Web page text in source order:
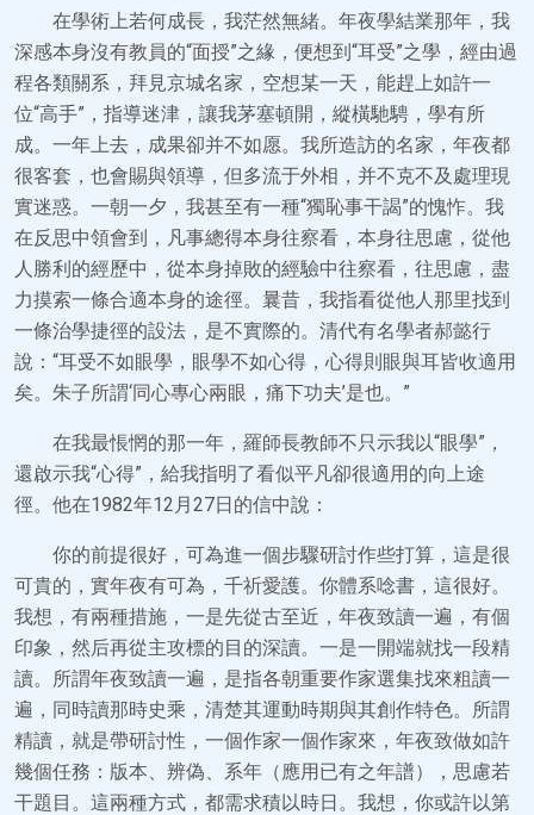
在學術上若何成長，我茫然無緒。年夜學結業那年，我
深感本身沒有教員的“面授”之緣，便想到“耳受”之學，經由過
程各類關系，拜見京城名家，空想某一天，能趕上如許一
位“高手”，指導迷津，讓我茅塞頓開，縱橫馳騁，學有所
成。一年上去，成果卻并不如愿。我所造訪的名家，年夜都
很客套，也會賜與領導，但多流于外相，并不克不及處理現
實迷惑。一朝一夕，我甚至有一種“獨恥事干謁”的愧怍。我
在反思中領會到，凡事總得本身往察看，本身往思慮，從他
人勝利的經歷中，從本身掉敗的經驗中往察看，往思慮，盡
力摸索一條合適本身的途徑。曩昔，我指看從他人那里找到
一條治學捷徑的設法，是不實際的。清代有名學者郝懿行
說：“耳受不如眼學，眼學不如心得，心得則眼與耳皆收適用
矣。朱子所謂‘同心專心兩眼，痛下功夫’是也。”
在我最悵惘的那一年，羅師長教師不只示我以“眼學”，
還啟示我“心得”，給我指明了看似平凡卻很適用的向上途
徑。他在1982年12月27日的信中說：
你的前提很好，可為進一個步驟研討作些打算，這是很
可貴的，實年夜有可為，千祈愛護。你體系唸書，這很好。
我想，有兩種措施，一是先從古至近，年夜致讀一遍，有個
印象，然后再從主攻標的目的深讀。一是一開端就找一段精
讀。所謂年夜致讀一遍，是指各朝重要作家選集找來粗讀一
遍，同時讀那時史乘，清楚其運動時期與其創作特色。所謂
精讀，就是帶研討性，一個作家一個作家來，年夜致做如許
幾個任務：版本、辨偽、系年（應用已有之年譜），思慮若
干題目。這兩種方式，都需求積以時日。我想，你或許以第